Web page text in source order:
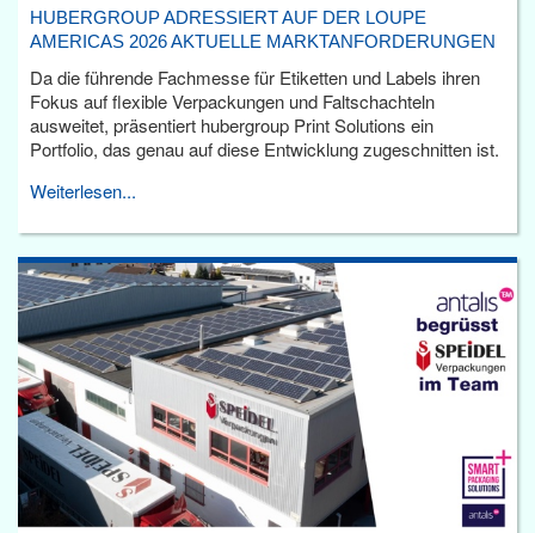
HUBERGROUP ADRESSIERT AUF DER LOUPE
AMERICAS 2026 AKTUELLE MARKTANFORDERUNGEN
Da die führende Fachmesse für Etiketten und Labels ihren
Fokus auf flexible Verpackungen und Faltschachteln
ausweitet, präsentiert hubergroup Print Solutions ein
Portfolio, das genau auf diese Entwicklung zugeschnitten ist.
Weiterlesen...